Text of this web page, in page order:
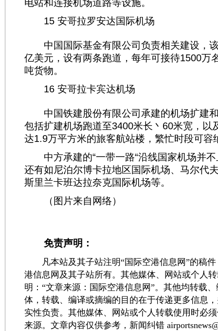
电站和连接机场道路等设施。
15 安哥拉罗安达国际机场
中国国际基金有限公司负责相关建设，
亿美元，设有两条跑道，每年可接待1500万
吨货物。
16 安哥拉卡宾达机场
中国铁建股份有限公司承建的机场扩建
包括扩建机场跑道至3400米长丶60米宽，以
达1.9万平方米的旅客航站楼，繁忙时段可容
中方承建的“一带一路“沿线国家机场并不
还有如尼泊尔博卡拉地区国际机场、马尔代
斯里兰卡班达拉奈克国际机场等。
（图片来自网络）
免责声明：
凡本站及其子站注明“国际空港信息网”的稿件
港信息网及其子站所有。其他媒体、网站或个人
明：“文章来源：国际空港信息网”。其他均转载
体，转载、编译或摘编的目的在于传递更多信息
实性负责。其他媒体、网站或个人转载使用时必
来源。文章内容仅供参考，新闻纠错